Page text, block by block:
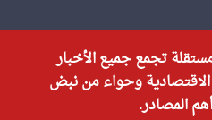
تجمع جميع الأخبار
الاقتصادية وحواء من نبض
المصادر.